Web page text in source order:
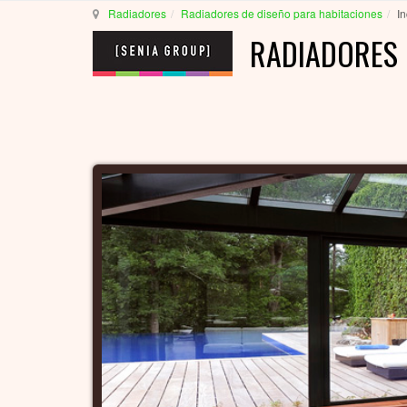
Radiadores Radiadores de diseño para habitaciones